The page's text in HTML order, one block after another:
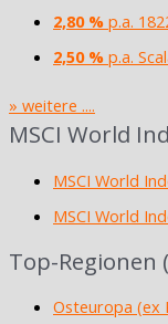
2,80 % p.a.
2,50 % p.a.
» weitere ....
MSCI World
MSCI World
MSCI World
Top-Regionen
Osteuropa (ex